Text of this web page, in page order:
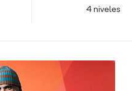
4 niveles